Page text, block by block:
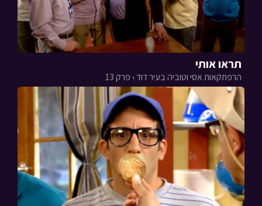
תראו אותי
הרפתקאות אסי וטוביה בעיר דוד › פרק 13